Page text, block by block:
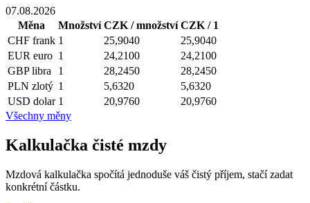
07.08.2026
Měna
Množství CZK / množství CZK / 1
CHF frank 1 25,9040
25,9040
EUR euro 1 24,2100
24,2100
GBP libra 1 28,2450
28,2450
PLN zlotý 1 5,6320
5,6320
USD dolar 1 20,9760
20,9760
Všechny měny
Kalkulačka čisté mzdy
Mzdová kalkulačka spočítá jednoduše váš čistý příjem, stačí zadat
konkrétní částku.